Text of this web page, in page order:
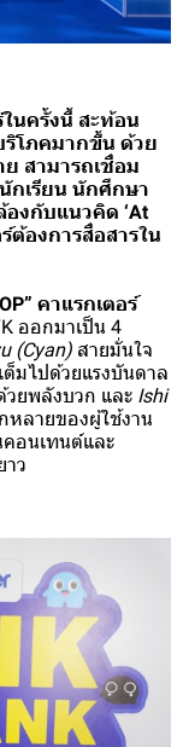
ในครั้งนี้ สะท้อน
โภคมากขึ้น ด้วย
สามารถเชื่อม
กเรียน นักศึกษา
งกับแนวคิด ‘At
ร์ต้องการสื่อสารใน
คาแรกเตอร์
ออกมาเป็น 4
(Cyan) สายมั่นใจ
ต็มไปด้วยแรงบันดาล
วยพลังบวก และ Ishi
หลายของผู้ใช้งาน
อนเทนต์และ
าว